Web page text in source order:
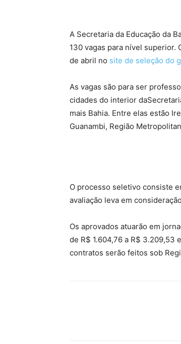
A Secretaria da Educação da
130 vagas para nível superior.
de abril no site de seleção do
As vagas são para ser
cidades do interior
mais Bahia. Entre elas estão
Guanambi, Região
O processo seletivo consiste
avaliação leva em
Os aprovados atuarão em
de R$ 1.604,76 a R$ 3.209,53
contratos serão feitos sob